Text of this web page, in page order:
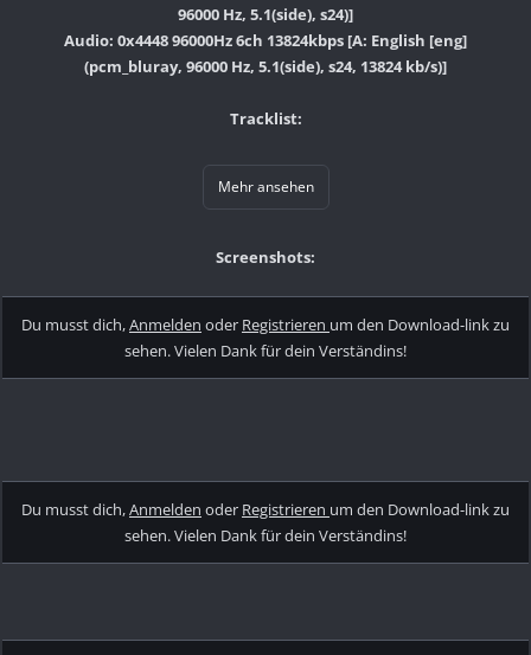
96000 Hz, 5.1(side), s24)]
Audio: 0x4448 96000Hz 6ch 13824kbps [A: English [eng]
(pcm_bluray, 96000 Hz, 5.1(side), s24, 13824 kb/s)]
Tracklist:
Mehr ansehen
Screenshots:
Du musst dich,Anmelden oder Registrieren um den Download-link zu
sehen. Vielen Dank für dein Verständins!
Du musst dich,Anmelden oder Registrieren um den Download-link zu
sehen. Vielen Dank für dein Verständins!